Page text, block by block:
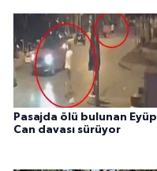
Pasajda ölü bulunan Eyüp
Can davası sürüyor